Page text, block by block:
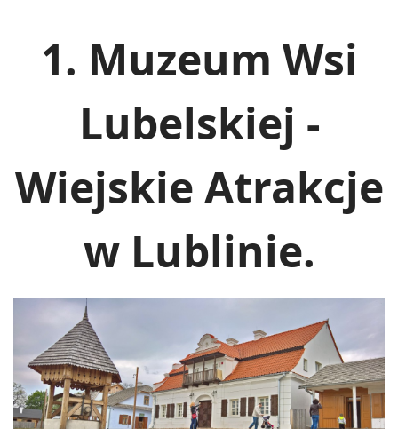
1. Muzeum Wsi
Lubelskiej -
Wiejskie Atrakcje
w Lublinie.